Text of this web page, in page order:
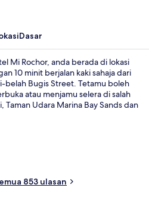
Dasar
Mi Rochor, anda berada di lokasi
10 minit berjalan kaki sahaja dari
belah Bugis Street. Tetamu boleh
atau menjamu selera di salah
Taman Udara Marina Bay Sands dan
yang suka membantu dan
pengembara lain. Hartanah ini
awam: jarak Stesen
Little India ialah 7 minit.
853 ulasan